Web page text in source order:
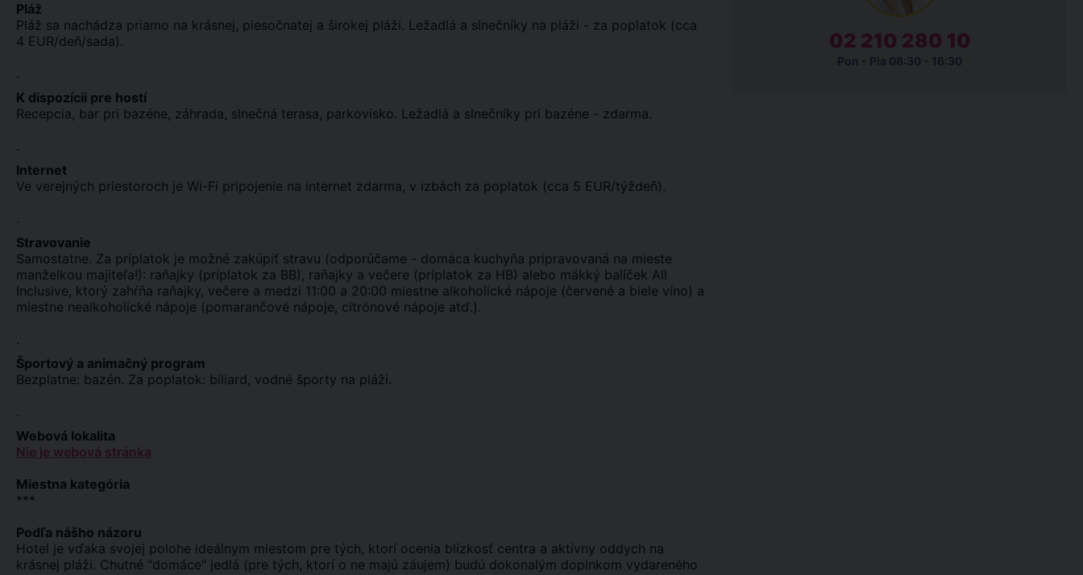
Pláž
Pláž sa nachádza priamo na krásnej, piesočnatej a širokej pláži. Ležadlá a slnečníky na pláži - za poplatok (cca
4 EUR/deň/sada).
.
K dispozícii pre hostí
Recepcia, bar pri bazéne, záhrada, slnečná terasa, parkovisko. Ležadlá a slnečníky pri bazéne - zdarma.
.
Internet
Ve verejných priestoroch je Wi-Fi pripojenie na internet zdarma, v izbách za poplatok (cca 5 EUR/týždeň).
.
Stravovanie
Samostatne. Za príplatok je možné zakúpiť stravu (odporúčame - domáca kuchyňa pripravovaná na mieste
manželkou majiteľa!): raňajky (príplatok za BB), raňajky a večere (príplatok za HB) alebo mäkký balíček All
Inclusive, ktorý zahŕňa raňajky, večere a medzi 11:00 a 20:00 miestne alkoholické nápoje (červené a biele víno) a
miestne nealkoholické nápoje (pomarančové nápoje, citrónové nápoje atď.).
.
Športový a animačný program
Bezplatne: bazén. Za poplatok: biliard, vodné športy na pláži.
.
Webová lokalita
Nie je webová stránka
Miestna kategória
***
Podľa nášho názoru
Hotel je vďaka svojej polohe ideálnym miestom pre tých, ktorí ocenia blízkosť centra a aktívny oddych na
krásnej pláži. Chutné "domáce" jedlá (pre tých, ktorí o ne majú záujem) budú dokonalým doplnkom vydareného
02 210 280 10
Pon - Pia 08:30 - 16:30